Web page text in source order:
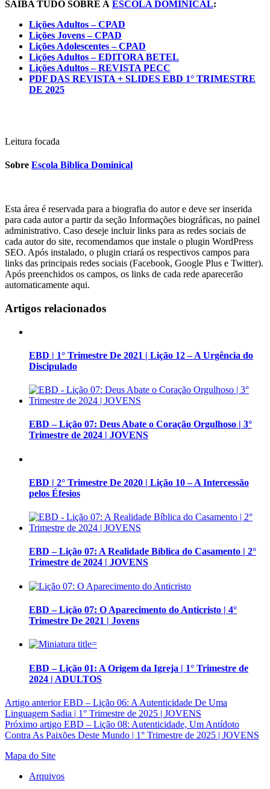
SAIBA TUDO SOBRE A ESCOLA DOMINICAL:
Lições Adultos – CPAD
Lições Jovens – CPAD
Lições Adolescentes – CPAD
Lições Adultos – EDITORA BETEL
Lições Adultos – REVISTA PECC
PDF DAS REVISTA + SLIDES EBD 1° TRIMESTRE
DE 2025
Leitura focada
Sobre Escola Biblica Dominical
Esta área é reservada para a biografia do autor e deve ser inserida
para cada autor a partir da seção Informações biográficas, no painel
administrativo. Caso deseje incluir links para as redes sociais de
cada autor do site, recomendamos que instale o plugin WordPress
SEO. Após instalado, o plugin criará os respectivos campos para
links das principais redes sociais (Facebook, Google Plus e Twitter).
Após preenchidos os campos, os links de cada rede aparecerão
automaticamente aqui.
Artigos relacionados
EBD | 1° Trimestre De 2021 | Lição 12 – A Urgência do
Discipulado
EBD – Lição 07: Deus Abate o Coração Orgulhoso | 3°
Trimestre de 2024 | JOVENS
EBD | 2° Trimestre De 2020 | Lição 10 – A Intercessão
pelos Éfesios
EBD – Lição 07: A Realidade Bíblica do Casamento | 2°
Trimestre de 2024 | JOVENS
EBD – Lição 07: O Aparecimento do Anticristo | 4°
Trimestre De 2021 | Jovens
EBD – Lição 01: A Origem da Igreja | 1° Trimestre de
2024 | ADULTOS
Artigo anteriorEBD – Lição 06: A Autenticidade De Uma
Linguagem Sadia | 1° Trimestre de 2025 | JOVENS
Próximo artigo EBD – Lição 08: Autenticidade, Um Antídoto
Contra As Paixões Deste Mundo | 1° Trimestre de 2025 | JOVENS
Mapa do Site
Arquivos